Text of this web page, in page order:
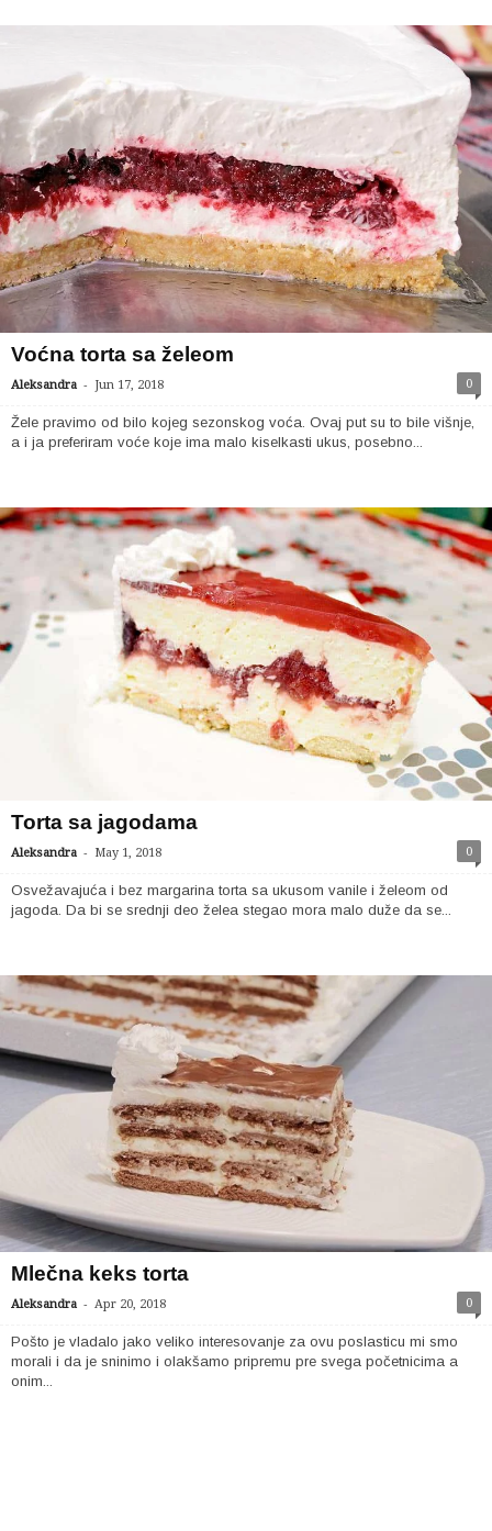
Voćna torta sa želeom
Aleksandra - Jun 17, 2018 0
Žele pravimo od bilo kojeg sezonskog voća. Ovaj put su to bile višnje,
a i ja preferiram voće koje ima malo kiselkasti ukus, posebno...
Torta sa jagodama
Aleksandra - May 1, 2018 0
Osvežavajuća i bez margarina torta sa ukusom vanile i želeom od
jagoda. Da bi se srednji deo želea stegao mora malo duže da se...
Mlečna keks torta
Aleksandra - Apr 20, 2018 0
Pošto je vladalo jako veliko interesovanje za ovu poslasticu mi smo
morali i da je sninimo i olakšamo pripremu pre svega početnicima a
onim...